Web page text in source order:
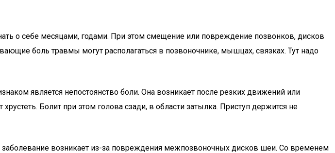
о себе месяцами, годами. При этом смещение или повреждение позвонков, дисков
боль травмы могут располагаться в позвоночнике, мышцах, связках. Тут надо
является непостоянство боли. Она возникает после резких движений или
Болит при этом голова сзади, в области затылка. Приступ держится не
заболевание возникает из-за повреждения межпозвоночных дисков шеи. Со временем